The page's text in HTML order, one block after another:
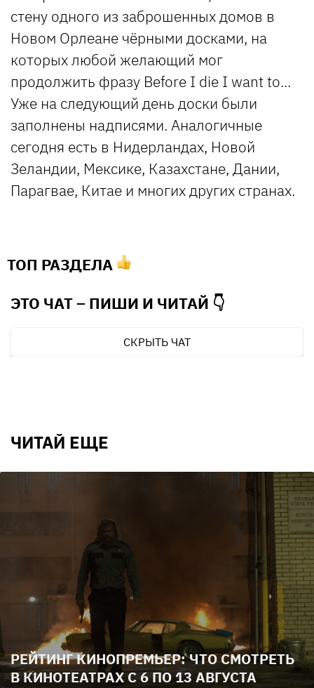
стену одного из заброшенных домов в
Новом Орлеане чёрными досками, на
которых любой желающий мог
продолжить фразу Before I die I want to...
Уже на следующий день доски были
заполнены надписями. Аналогичные
сегодня есть в Нидерландах, Новой
Зеландии, Мексике, Казахстане, Дании,
Парагвае, Китае и многих других странах.
ТОП РАЗДЕЛА
ЭТО ЧАТ – ПИШИ И ЧИТАЙ 👇
СКРЫТЬ ЧАТ
ЧИТАЙ ЕЩЕ
РЕЙТИНГ КИНОПРЕМЬЕР: ЧТО СМОТРЕТЬ
В КИНОТЕАТРАХ С 6 ПО 13 АВГУСТА